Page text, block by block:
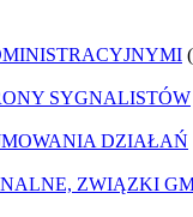
SYGNALISTÓW
DZIAŁAŃ
ZWIĄZKI